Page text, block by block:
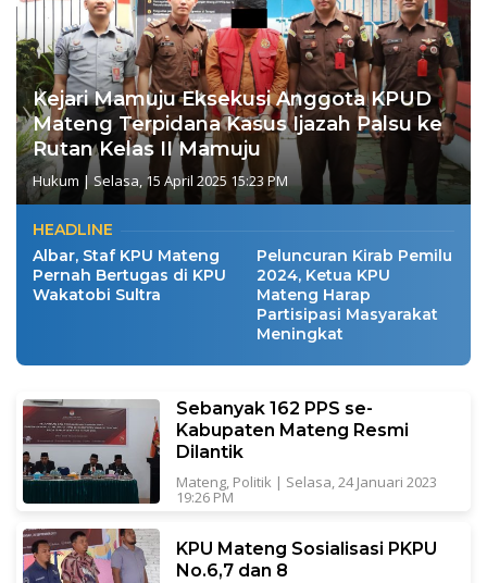
Kejari Mamuju Eksekusi Anggota KPUD
Mateng Terpidana Kasus Ijazah Palsu ke
Rutan Kelas II Mamuju
Hukum |Selasa, 15 April 2025 15:23 PM
HEADLINE
Albar, Staf KPU Mateng
Pernah Bertugas di KPU
Wakatobi Sultra
Peluncuran Kirab Pemilu
2024, Ketua KPU
Mateng Harap
Partisipasi Masyarakat
Meningkat
Sebanyak 162 PPS se-
Kabupaten Mateng Resmi
Dilantik
Mateng, Politik | Selasa, 24 Januari 2023
19:26 PM
KPU Mateng Sosialisasi PKPU
No.6,7 dan 8